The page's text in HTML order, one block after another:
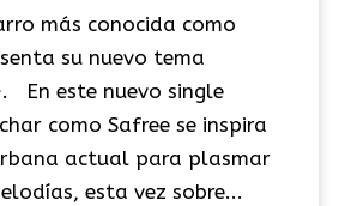
más conocida como
su nuevo tema
En este nuevo single
como Safree se inspira
actual para plasmar
esta vez sobre...